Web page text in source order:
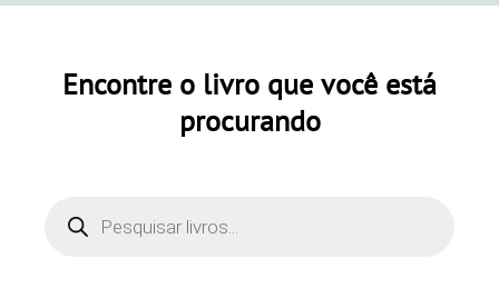
Encontre o livro que você está
procurando